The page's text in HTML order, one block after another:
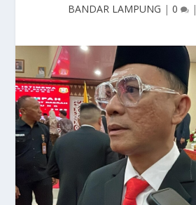
BANDAR LAMPUNG | 0 |